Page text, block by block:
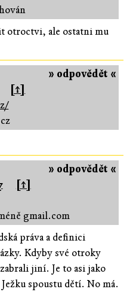
otroctvi, ale ostatni mu
» odpovědět «
[↑]
» odpovědět «
[↑]
gmail.com
práva a definici
Kdyby své otroky
jiní. Je to asi jako
spoustu dětí. No má.